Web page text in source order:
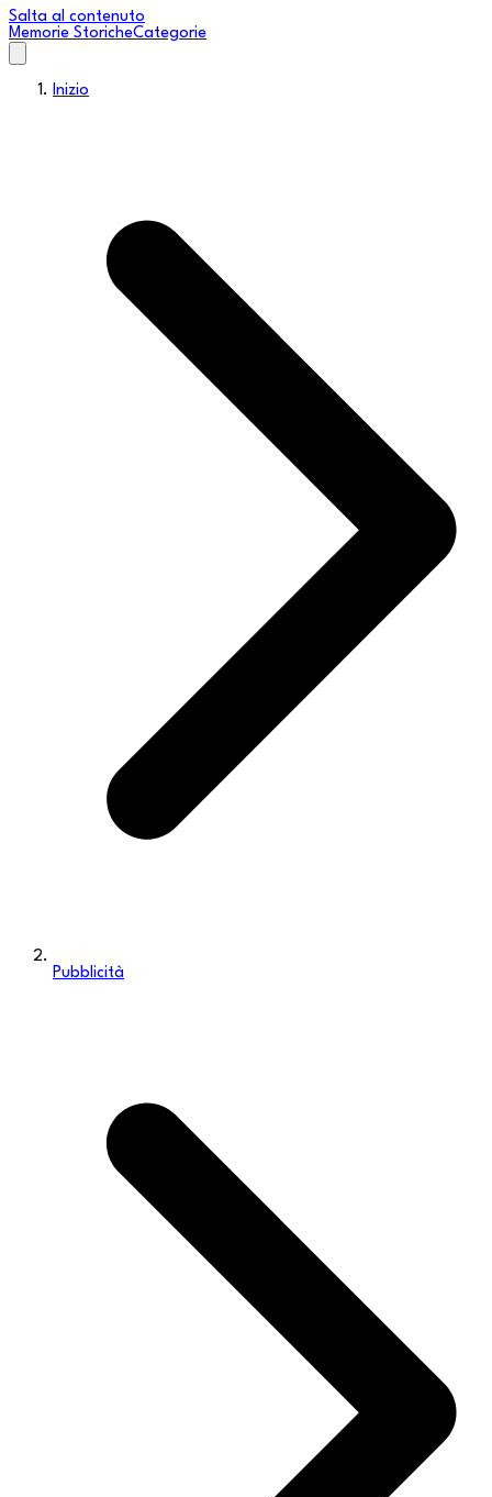
Salta al contenuto
Memorie StoricheCategorie
Inizio
Pubblicità